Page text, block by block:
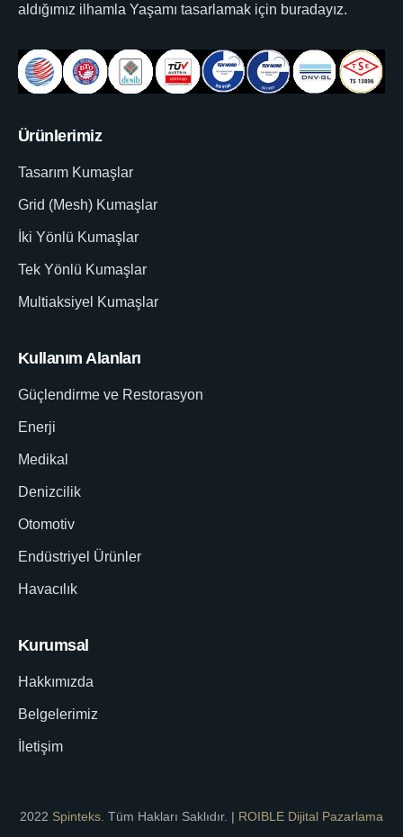
aldığımız ilhamla Yaşamı tasarlamak için buradayız.
Ürünlerimiz
Tasarım Kumaşlar
Grid (Mesh) Kumaşlar
İki Yönlü Kumaşlar
Tek Yönlü Kumaşlar
Multiaksiyel Kumaşlar
Kullanım Alanları
Güçlendirme ve Restorasyon
Enerji
Medikal
Denizcilik
Otomotiv
Endüstriyel Ürünler
Havacılık
Kurumsal
Hakkımızda
Belgelerimiz
İletişim
2022 Spinteks. Tüm Hakları Saklıdır. | ROIBLE Dijital Pazarlama